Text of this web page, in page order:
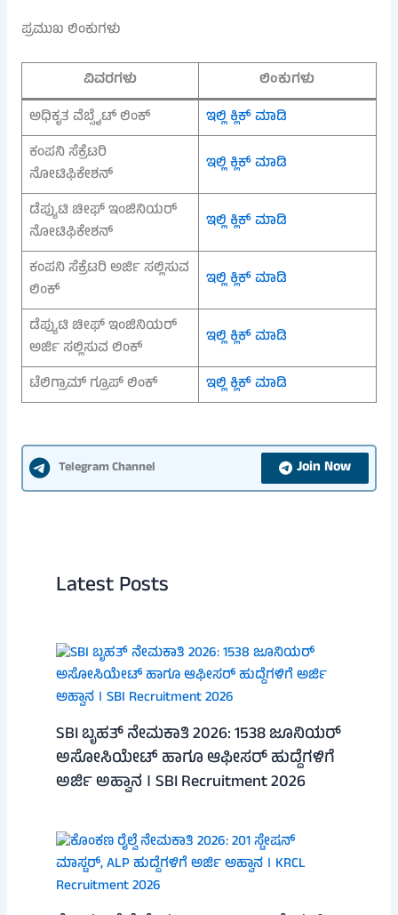
ಪ್ರಮುಖ ಲಿಂಕುಗಳು
ವಿವರಗಳು
ಲಿಂಕುಗಳು
ಅಧಿಕೃತ ವೆಬ್ಸೈಟ್ ಲಿಂಕ್
ಇಲ್ಲಿ ಕ್ಲಿಕ್ ಮಾಡಿ
ಕಂಪನಿ ಸೆಕ್ರೆಟರಿ
ನೋಟಿಫಿಕೇಶನ್
ಇಲ್ಲಿ ಕ್ಲಿಕ್ ಮಾಡಿ
ಡೆಪ್ಯುಟಿ ಚೀಫ್ ಇಂಜಿನಿಯರ್
ನೋಟಿಫಿಕೇಶನ್
ಇಲ್ಲಿ ಕ್ಲಿಕ್ ಮಾಡಿ
ಕಂಪನಿ ಸೆಕ್ರೆಟರಿ ಅರ್ಜಿ ಸಲ್ಲಿಸುವ
ಲಿಂಕ್
ಇಲ್ಲಿ ಕ್ಲಿಕ್ ಮಾಡಿ
ಡೆಪ್ಯುಟಿ ಚೀಫ್ ಇಂಜಿನಿಯರ್
ಅರ್ಜಿ ಸಲ್ಲಿಸುವ ಲಿಂಕ್
ಇಲ್ಲಿ ಕ್ಲಿಕ್ ಮಾಡಿ
ಟೆಲಿಗ್ರಾಮ್ ಗ್ರೂಪ್ ಲಿಂಕ್ ಇಲ್ಲಿ ಕ್ಲಿಕ್ ಮಾಡಿ
Telegram Channel Join Now
Latest Posts
SBI ಬೃಹತ್ ನೇಮಕಾತಿ 2026: 1538 ಜೂನಿಯರ್
ಅಸೋಸಿಯೇಟ್ ಹಾಗೂ ಆಫೀಸರ್ ಹುದ್ದೆಗಳಿಗೆ
ಅರ್ಜಿ ಅಹ್ವಾನ । SBI Recruitment 2026